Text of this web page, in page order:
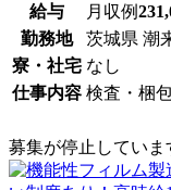
給与 月収例
勤務地
茨城県 潮
寮・社宅 なし
仕事内容 検査・梱
募集が停止していま